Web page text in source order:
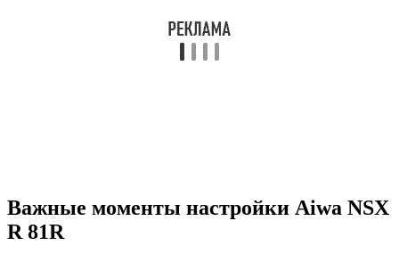
Важные моменты настройки Aiwa NSX
R 81R